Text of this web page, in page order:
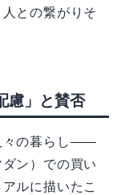
との繋がりそ
慮」と賛否
々の暮らし——
ン）での買い
ルに描いたこ